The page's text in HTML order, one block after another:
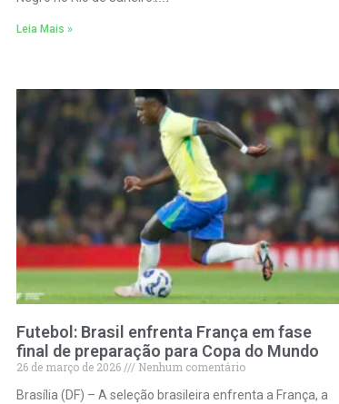
Leia Mais »
Futebol: Brasil enfrenta França em fase
final de preparação para Copa do Mundo
26 de março de 2026
Nenhum comentário
Brasília (DF) – A seleção brasileira enfrenta a França, a